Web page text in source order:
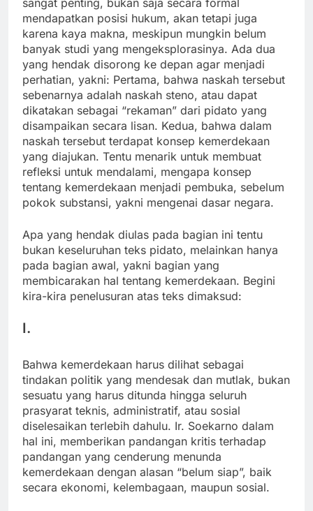
mendapatkan posisi hukum, akan tetapi juga
karena kaya makna, meskipun mungkin belum
banyak studi yang mengeksplorasinya. Ada dua
yang hendak disorong ke depan agar menjadi
perhatian, yakni: Pertama, bahwa naskah tersebut
sebenarnya adalah naskah steno, atau dapat
dikatakan sebagai “rekaman” dari pidato yang
disampaikan secara lisan. Kedua, bahwa dalam
naskah tersebut terdapat konsep kemerdekaan
yang diajukan. Tentu menarik untuk membuat
refleksi untuk mendalami, mengapa konsep
tentang kemerdekaan menjadi pembuka, sebelum
pokok substansi, yakni mengenai dasar negara.
Apa yang hendak diulas pada bagian ini tentu
bukan keseluruhan teks pidato, melainkan hanya
pada bagian awal, yakni bagian yang
membicarakan hal tentang kemerdekaan. Begini
kira-kira penelusuran atas teks dimaksud:
I.
Bahwa kemerdekaan harus dilihat sebagai
tindakan politik yang mendesak dan mutlak, bukan
sesuatu yang harus ditunda hingga seluruh
prasyarat teknis, administratif, atau sosial
diselesaikan terlebih dahulu. Ir. Soekarno dalam
hal ini, memberikan pandangan kritis terhadap
pandangan yang cenderung menunda
kemerdekaan dengan alasan “belum siap”, baik
secara ekonomi, kelembagaan, maupun sosial.